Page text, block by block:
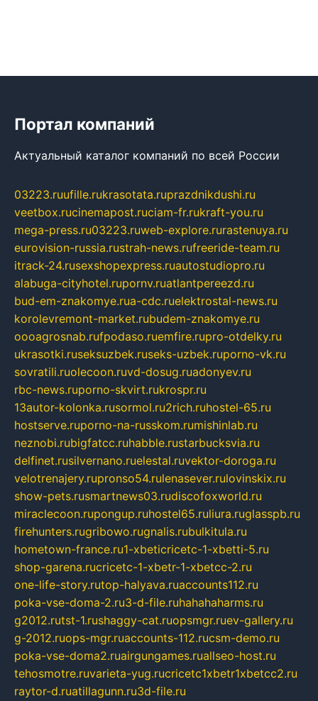
Портал компаний
Актуальный каталог компаний по всей России
03223.ruufille.rukrasotata.ruprazdnikdushi.ru
veetbox.rucinemapost.ruciam-fr.rukraft-you.ru
mega-press.ru03223.ruweb-explore.rurastenuya.ru
eurovision-russia.rustrah-news.rufreeride-team.ru
itrack-24.rusexshopexpress.ruautostudiopro.ru
alabuga-cityhotel.rupornv.ruatlantpereezd.ru
bud-em-znakomye.rua-cdc.ruelektrostal-news.ru
korolevremont-market.rubudem-znakomye.ru
oooagrosnab.rufpodaso.ruemfire.rupro-otdelky.ru
ukrasotki.ruseksuzbek.ruseks-uzbek.ruporno-vk.ru
sovratili.ruolecoon.ruvd-dosug.ruadonyev.ru
rbc-news.ruporno-skvirt.rukrospr.ru
13autor-kolonka.rusormol.ru2rich.ruhostel-65.ru
hostserve.ruporno-na-russkom.rumishinlab.ru
neznobi.rubigfatcc.ruhabble.rustarbucksvia.ru
delfinet.rusilvernano.ruelestal.ruvektor-doroga.ru
velotrenajery.rupronso54.rulenasever.rulovinskix.ru
show-pets.rusmartnews03.rudiscofoxworld.ru
miraclecoon.rupongup.ruhostel65.ruliura.ruglasspb.ru
firehunters.rugribowo.rugnalis.rubulkitula.ru
hometown-france.ru1-xbeticricetc-1-xbetti-5.ru
shop-garena.rucricetc-1-xbetr-1-xbetcc-2.ru
one-life-story.rutop-halyava.ruaccounts112.ru
poka-vse-doma-2.ru3-d-file.ruhahahaharms.ru
g2012.rutst-1.rushaggy-cat.ruopsmgr.ruev-gallery.ru
g-2012.ruops-mgr.ruaccounts-112.rucsm-demo.ru
poka-vse-doma2.ruairgungames.ruallseo-host.ru
tehosmotre.ruvarieta-yug.rucricetc1xbetr1xbetcc2.ru
raytor-d.ruatillagunn.ru3d-file.ru